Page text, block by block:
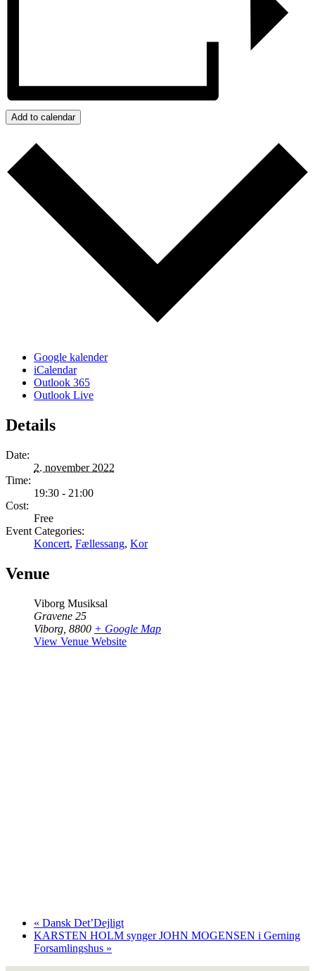
Add to calendar
Google kalender
iCalendar
Outlook 365
Outlook Live
Details
Date:
2. november 2022
Time:
19:30 - 21:00
Cost:
Free
Event Categories:
Koncert, Fællessang, Kor
Venue
Viborg Musiksal
Gravene 25
Viborg 8800 + Google Map
View Venue Website
« Dansk Det’Dejligt
KARSTEN HOLM synger JOHN MOGENSEN i Gerning
Forsamlingshus »